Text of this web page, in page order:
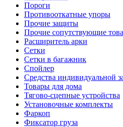
Пороги
Противооткатные упоры
Прочие защиты
Прочие сопутствующие
Расширитель арки
Сетки
Сетки в багажник
Спойлер
Средства индивидуальной
Товары для дома
Тягово-сцепные устройства
Установочные комплекты
Фаркоп
Фиксатор груза